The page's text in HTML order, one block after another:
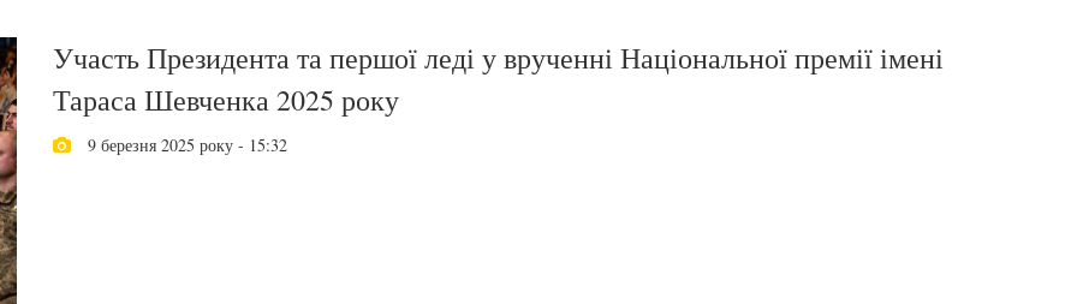
Участь Президента та першої леді у врученні Національної премії імені
Тараса Шевченка 2025 року
9 березня 2025 року - 15:32